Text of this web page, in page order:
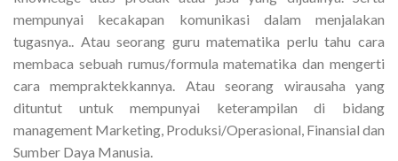
mempunyai kecakapan komunikasi dalam menjalakan
tugasnya.. Atau seorang guru matematika perlu tahu cara
membaca sebuah rumus/formula matematika dan mengerti
cara mempraktekkannya. Atau seorang wirausaha yang
dituntut untuk mempunyai keterampilan di bidang
management Marketing, Produksi/Operasional, Finansial dan
Sumber Daya Manusia.